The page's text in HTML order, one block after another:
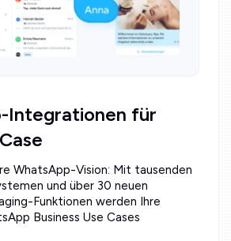
Integrationen für
WhatsApp-Vision: Mit tausenden
und über 30 neuen
Funktionen werden Ihre
Business Use Cases